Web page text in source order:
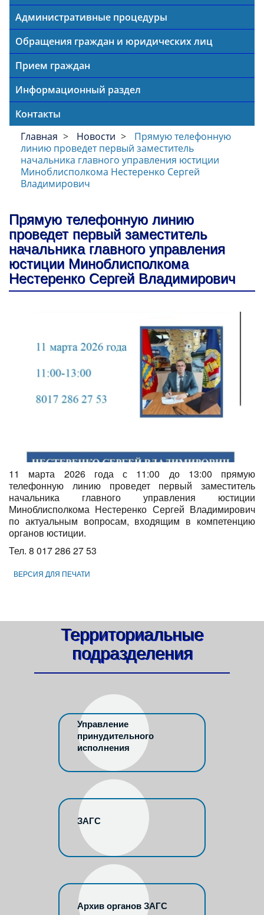
Административные процедуры
Обращения граждан и юридических лиц
Прием граждан
Информационный раздел
Контакты
Главная
Новости
Прямую телефонную
линию проведет первый заместитель
начальника главного управления юстиции
Миноблисполкома Нестеренко Сергей
Владимирович
Прямую телефонную линию
проведет первый заместитель
начальника главного управления
юстиции Миноблисполкома
Нестеренко Сергей Владимирович
11 марта 2026 года с 11:00 до 13:00 прямую
телефонную линию проведет первый заместитель
начальника главного управления юстиции
Миноблисполкома Нестеренко Сергей Владимирович
по актуальным вопросам, входящим в компетенцию
органов юстиции.
Тел. 8 017 286 27 53
ВЕРСИЯ ДЛЯ ПЕЧАТИ
Территориальные
подразделения
Управление
принудительного
исполнения
ЗАГС
Архив органов ЗАГС